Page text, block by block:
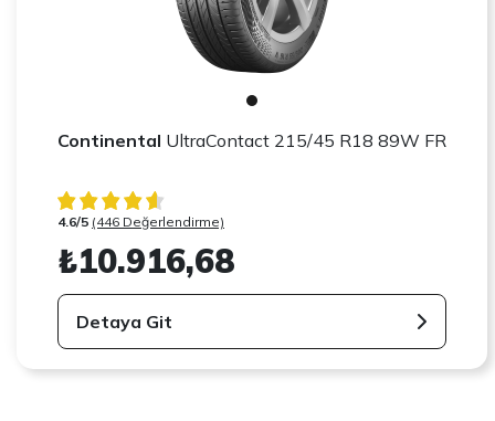
Continental UltraContact 215/45 R18 89W FR
4.6/5 (446 Değerlendirme)
₺10.916,68
Detaya Git